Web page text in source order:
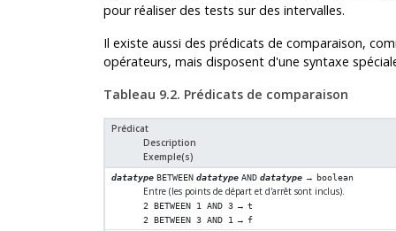
pour réaliser des tests sur des intervalles.
Il existe aussi des prédicats de comparaison,
opérateurs, mais disposent d'une syntaxe
Tableau 9.2. Prédicats de comparaison
Prédicat
Description
Exemple(s)
datatype BETWEEN datatype AND datatype → boolean
Entre (les points de départ et d'arrêt sont inclus).
2 BETWEEN 1 AND 3→ t
2 BETWEEN 3 AND 1→ f